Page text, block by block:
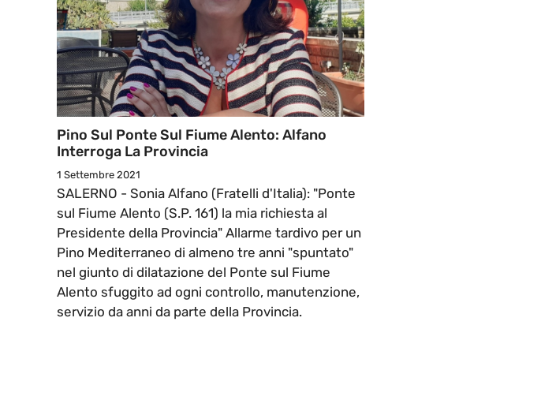
Pino Sul Ponte Sul Fiume Alento: Alfano
Interroga La Provincia
1 Settembre 2021
SALERNO - Sonia Alfano (Fratelli d'Italia): "Ponte
sul Fiume Alento (S.P. 161) la mia richiesta al
Presidente della Provincia" Allarme tardivo per un
Pino Mediterraneo di almeno tre anni "spuntato"
nel giunto di dilatazione del Ponte sul Fiume
Alento sfuggito ad ogni controllo, manutenzione,
servizio da anni da parte della Provincia.